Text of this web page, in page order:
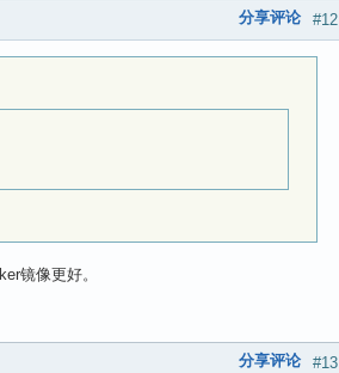
#12
分享评论
镜像更好。
#13
分享评论